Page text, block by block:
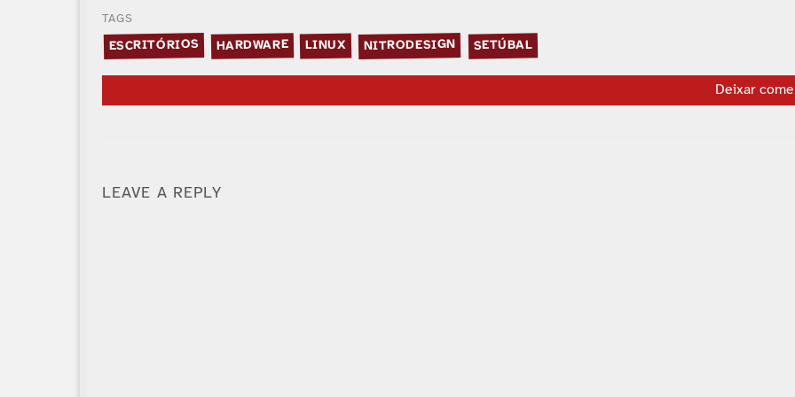
TAGS
ESCRITÓRIOS HARDWARE LINUX NITRODESIGN SETÚBAL
Deixar
LEAVE A REPLY